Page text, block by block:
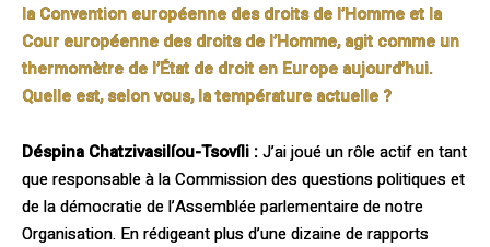
la Convention européenne des droits de l’Homme et la
Cour européenne des droits de l’Homme, agit comme un
thermomètre de l’État de droit en Europe aujourd’hui.
Quelle est, selon vous, la température actuelle ?
Déspina Chatzivasilíou-Tsovíli :J’ai joué un rôle actif en tant
que responsable à la Commission des questions politiques et
de la démocratie de l’Assemblée parlementaire de notre
Organisation. En rédigeant plus d’une dizaine de rapports